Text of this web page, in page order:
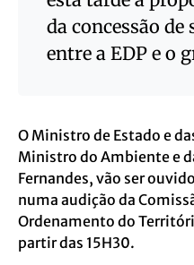
da concessão de
entre a EDP e o
O Ministro de Estado e
Ministro do Ambiente e
Fernandes, vão ser
numa audição da
Ordenamento do
partir das 15H30.